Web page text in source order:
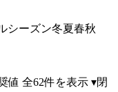
シーズン冬夏春秋
値 全62件を表示 ▾閉